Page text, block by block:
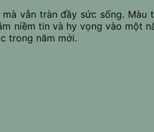
vẫn tràn đầy sức sống.
niềm tin và hy vọng vào một
trong năm mới.